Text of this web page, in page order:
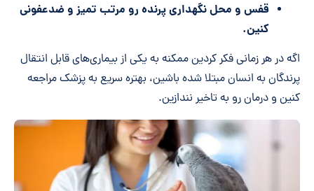
قفس و محل نگهداری پرنده رو مرتب تمیز و ضدعفونی
کنین.
اگه در هر زمانی فکر کردین ممکنه به یکی از بیماری‌های قابل انتقال
پرندگان به انسان مبتلا شده باشین، بهتره سریع به پزشک مراجعه
کنین و درمان رو به تاخیر نندازین.